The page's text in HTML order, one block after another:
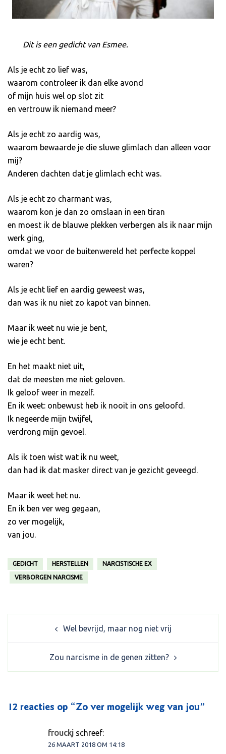
Dit is een gedicht van Esmee.
Als je echt zo lief was,
waarom controleer ik dan elke avond
of mijn huis wel op slot zit
en vertrouw ik niemand meer?
Als je echt zo aardig was,
waarom bewaarde je die sluwe glimlach dan alleen voor
mij?
Anderen dachten dat je glimlach echt was.
Als je echt zo charmant was,
waarom kon je dan zo omslaan in een tiran
en moest ik de blauwe plekken verbergen als ik naar mijn
werk ging,
omdat we voor de buitenwereld het perfecte koppel
waren?
Als je echt lief en aardig geweest was,
dan was ik nu niet zo kapot van binnen.
Maar ik weet nu wie je bent,
wie je echt bent.
En het maakt niet uit,
dat de meesten me niet geloven.
Ik geloof weer in mezelf.
En ik weet: onbewust heb ik nooit in ons geloofd.
Ik negeerde mijn twijfel,
verdrong mijn gevoel.
Als ik toen wist wat ik nu weet,
dan had ik dat masker direct van je gezicht geveegd.
Maar ik weet het nu.
En ik ben ver weg gegaan,
zo ver mogelijk,
van jou.
GEDICHT HERSTELLEN NARCISTISCHE EX
VERBORGEN NARCISME
navigation
Wel bevrijd, maar nog niet vrij
Zou narcisme in de genen zitten?
12 reacties op “Zo ver mogelijk weg van jou”
frouckj schreef:
26 MAART 2018 OM 14:18